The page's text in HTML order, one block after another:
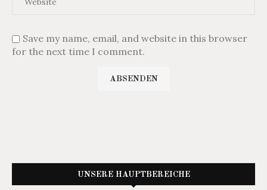
Save my name, email, and website in this browser
for the next time I comment.
UNSERE HAUPTBEREICHE